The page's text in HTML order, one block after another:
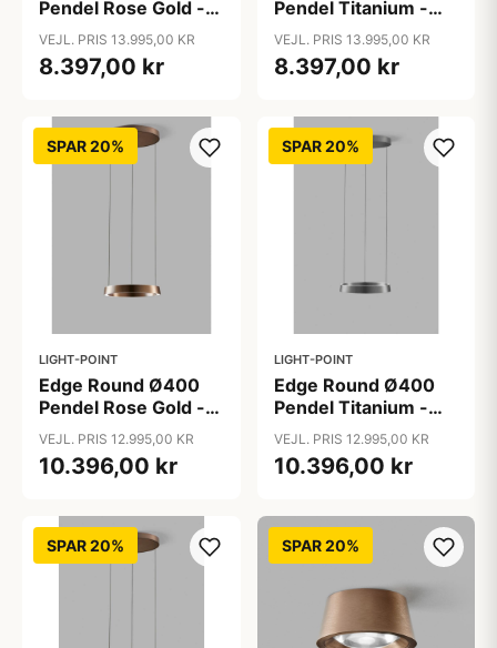
Pendel Rose Gold -
LIGHT-POINT
VEJL. PRIS 13.995,00 KR
8.397,00 kr
Pendel Titanium -
LIGHT-POINT
VEJL. PRIS 13.995,00 KR
8.397,00 kr
SPAR 20%
LIGHT-POINT
Edge Round Ø400
Pendel Rose Gold -
LIGHT-POINT
VEJL. PRIS 12.995,00 KR
10.396,00 kr
SPAR 20%
LIGHT-POINT
Edge Round Ø400
Pendel Titanium -
LIGHT-POINT
VEJL. PRIS 12.995,00 KR
10.396,00 kr
SPAR 20% SPAR 20%